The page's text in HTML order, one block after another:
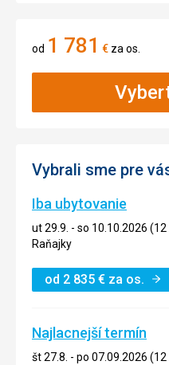
od 1 781 € za os.
Vybrali sme pre
Iba ubytovanie
ut 29.9. - so 10.10.2026 (12
Raňajky
od 2 835 € za os.
Najlacnejší termín
št 27.8. - po 07.09.2026 (12